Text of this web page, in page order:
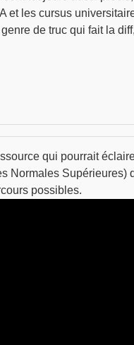
et les cursus
de truc qui fait la
qui pourrait
Normales
possibles.